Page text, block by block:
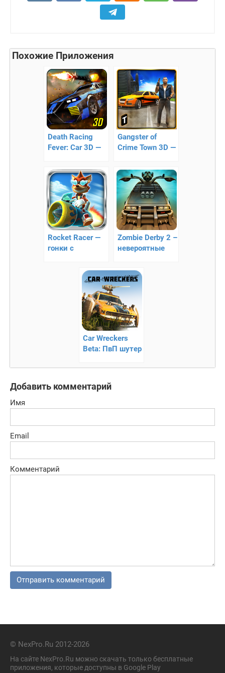
Похожие Приложения
Death Racing
Fever: Car 3D —
уничтожение!!
Gangster of
Crime Town 3D —
безумного
гангстера
Rocket Racer —
гонки с
адреналином
Zombie Derby 2 –
невероятные
Car Wreckers
Beta: ПвП шутер
роботов
Добавить комментарий
Имя
Email
Комментарий
© NexPro.Ru 2012-2026
На сайте NexPro.Ru можно скачать только бесплатные
приложения, которые доступны в Google Play